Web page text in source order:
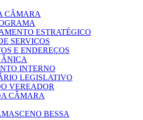
CÂMARA
ESTRATÉGICO
SERVIÇOS
E ENDEREÇOS
INTERNO
LEGISLATIVO
VEREADOR
CÂMARA
BESSA